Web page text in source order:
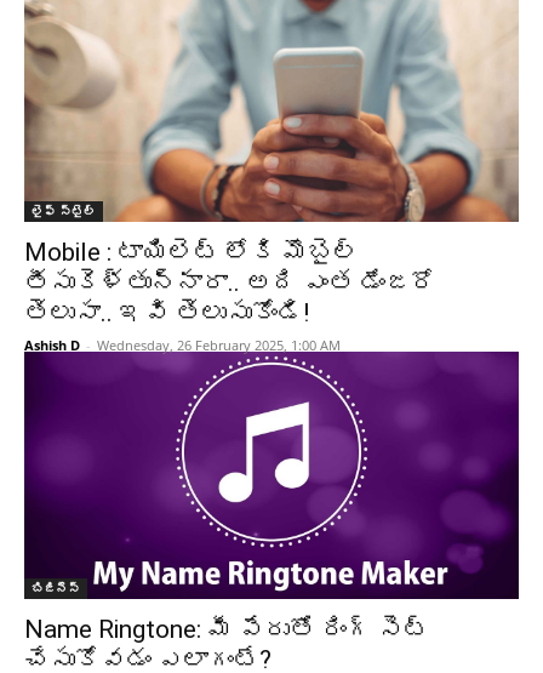
లైఫ్ స్టైల్
Mobile : టాయిలెట్ లోకి మొబైల్‌
తీసుకెళ్తున్నారా.. అది ఎంత డేంజరో
తెలుసా.. ఇవి తెలుసుకోండి!
Ashish D - Wednesday, 26 February 2025, 1:00 AM
బిజినెస్
Name Ringtone: మీ పేరుతో రింగ్ సెట్
చేసుకోవడం ఎలాగంటే?